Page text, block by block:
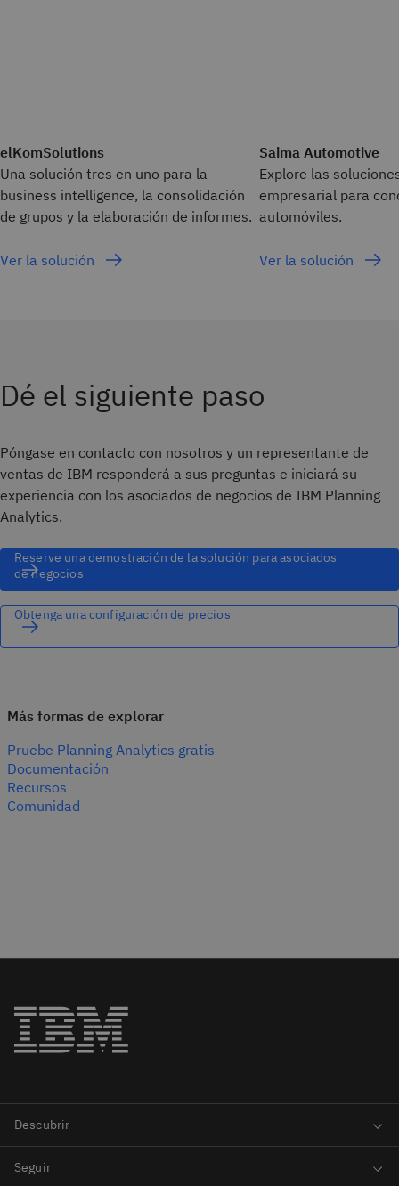
elKomSolutions
Una solución tres en uno para la
business intelligence, la consolidación
de grupos y la elaboración de informes.
Ver la solución
Saima Automotive
Explore las
empresarial para
automóviles.
Ver la solución
Dé el siguiente paso
Póngase en contacto con nosotros y un representante de
ventas de IBM responderá a sus preguntas e iniciará su
experiencia con los asociados de negocios de IBM Planning
Analytics.
Reserve una demostración de la solución para asociados
de negocios
Obtenga una configuración de precios
Más formas de explorar
Pruebe Planning Analytics gratis
Documentación
Recursos
Comunidad